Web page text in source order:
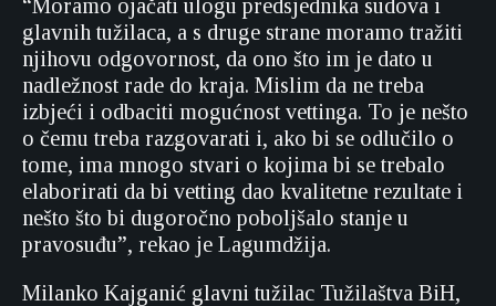
“Moramo ojačati ulogu predsjednika sudova i
glavnih tužilaca, a s druge strane moramo tražiti
njihovu odgovornost, da ono što im je dato u
nadležnost rade do kraja. Mislim da ne treba
izbjeći i odbaciti mogućnost vettinga. To je nešto
o čemu treba razgovarati i, ako bi se odlučilo o
tome, ima mnogo stvari o kojima bi se trebalo
elaborirati da bi vetting dao kvalitetne rezultate i
nešto što bi dugoročno poboljšalo stanje u
pravosuđu”, rekao je Lagumdžija.
Milanko Kajganić glavni tužilac Tužilaštva BiH,